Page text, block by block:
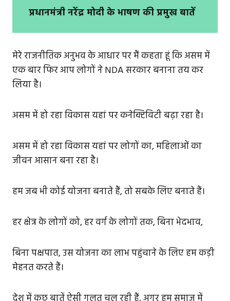
प्रधानमंत्री नरेंद्र मोदी के भाषण की प्रमुख बातें
मेरे राजनीतिक अनुभव के आधार पर मैं कहता हूं कि असम में
एक बार फिर आप लोगों ने NDA सरकार बनाना तय कर
लिया है।
असम में हो रहा विकास यहां पर कनेक्टिविटी बढ़ा रहा है।
असम में हो रहा विकास यहां पर लोगों का, महिलाओं का
जीवन आसान बना रहा है।
हम जब भी कोई योजना बनाते हैं, तो सबके लिए बनाते हैं।
हर क्षेत्र के लोगों को, हर वर्ग के लोगों तक, बिना भेदभाव,
बिना पक्षपात, उस योजना का लाभ पहुंचाने के लिए हम कड़ी
मेहनत करते हैं।